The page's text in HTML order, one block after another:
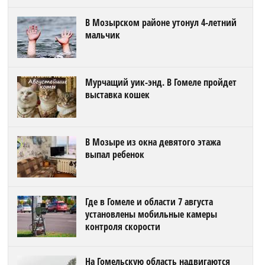
В Мозырском районе утонул 4-летний
мальчик
Мурчащий уик-энд. В Гомеле пройдет
выставка кошек
В Мозыре из окна девятого этажа
выпал ребенок
Где в Гомеле и области 7 августа
установлены мобильные камеры
контроля скорости
На Гомельскую область надвигаются